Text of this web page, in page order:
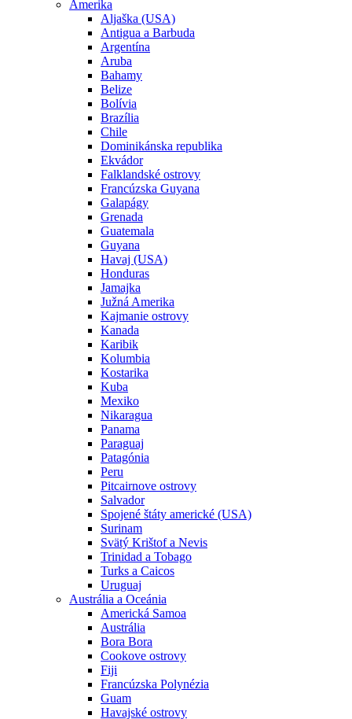
Amerika
Aljaška (USA)
Antigua a Barbuda
Argentína
Aruba
Bahamy
Belize
Bolívia
Brazília
Chile
Dominikánska republika
Ekvádor
Falklandské ostrovy
Francúzska Guyana
Galapágy
Grenada
Guatemala
Guyana
Havaj (USA)
Honduras
Jamajka
Južná Amerika
Kajmanie ostrovy
Kanada
Karibik
Kolumbia
Kostarika
Kuba
Mexiko
Nikaragua
Panama
Paraguaj
Patagónia
Peru
Pitcairnove ostrovy
Salvador
Spojené štáty americké (USA)
Surinam
Svätý Krištof a Nevis
Trinidad a Tobago
Turks a Caicos
Uruguaj
Austrália a Oceánia
Americká Samoa
Austrália
Bora Bora
Cookove ostrovy
Fiji
Francúzska Polynézia
Guam
Havajské ostrovy